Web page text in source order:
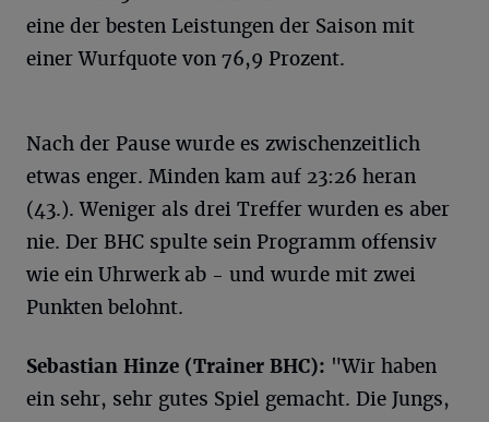
eine der besten Leistungen der Saison mit
einer Wurfquote von 76,9 Prozent.
Nach der Pause wurde es zwischenzeitlich
etwas enger. Minden kam auf 23:26 heran
(43.). Weniger als drei Treffer wurden es aber
nie. Der BHC spulte sein Programm offensiv
wie ein Uhrwerk ab - und wurde mit zwei
Punkten belohnt.
Sebastian Hinze (Trainer BHC): "Wir haben
ein sehr, sehr gutes Spiel gemacht. Die Jungs,